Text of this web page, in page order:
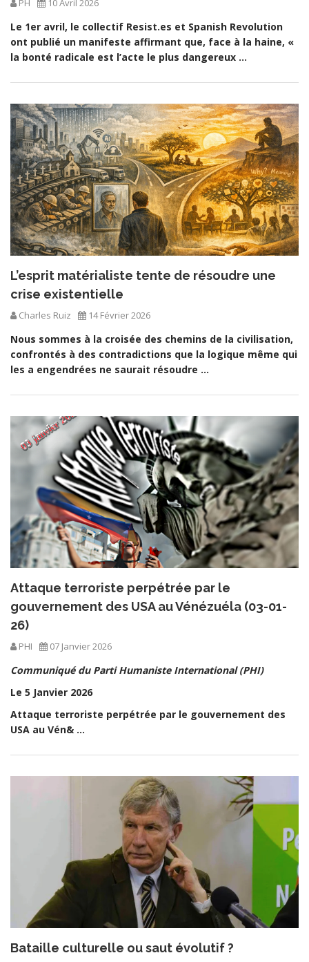
PH 10 Avril 2026
Le 1er avril, le collectif Resist.es et Spanish Revolution
ont publié un manifeste affirmant que, face à la haine, «
la bonté radicale est l’acte le plus dangereux ...
L’esprit matérialiste tente de résoudre une
crise existentielle
Charles Ruiz 14 Février 2026
Nous sommes à la croisée des chemins de la civilisation,
confrontés à des contradictions que la logique même qui
les a engendrées ne saurait résoudre ...
Attaque terroriste perpétrée par le
gouvernement des USA au Vénézuéla (03-01-
26)
PHI 07 Janvier 2026
Communiqué du Parti Humaniste International (PHI)
Le 5 Janvier 2026
Attaque terroriste perpétrée par le gouvernement des
USA au Vén& ...
Bataille culturelle ou saut évolutif ?